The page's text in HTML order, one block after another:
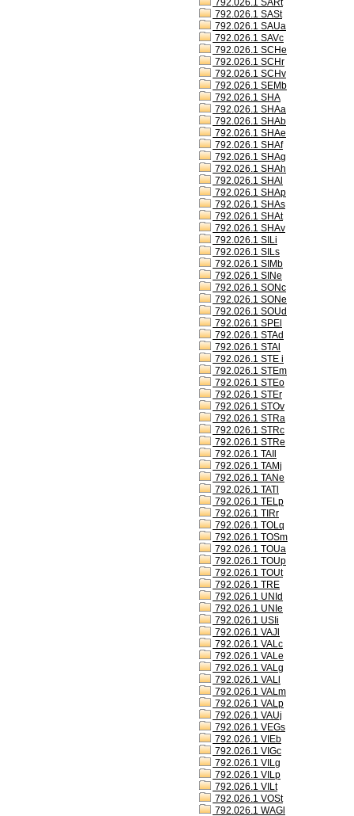
792.026.1 SARt
792.026.1 SASt
792.026.1 SAUa
792.026.1 SAVc
792.026.1 SCHe
792.026.1 SCHr
792.026.1 SCHv
792.026.1 SEMb
792.026.1 SHA
792.026.1 SHAa
792.026.1 SHAb
792.026.1 SHAe
792.026.1 SHAf
792.026.1 SHAg
792.026.1 SHAh
792.026.1 SHAl
792.026.1 SHAp
792.026.1 SHAs
792.026.1 SHAt
792.026.1 SHAv
792.026.1 SILi
792.026.1 SILs
792.026.1 SIMb
792.026.1 SINe
792.026.1 SONc
792.026.1 SONe
792.026.1 SOUd
792.026.1 SPEl
792.026.1 STAd
792.026.1 STAl
792.026.1 STE i
792.026.1 STEm
792.026.1 STEo
792.026.1 STEr
792.026.1 STOv
792.026.1 STRa
792.026.1 STRc
792.026.1 STRe
792.026.1 TAIl
792.026.1 TAMj
792.026.1 TANe
792.026.1 TATl
792.026.1 TELp
792.026.1 TIRr
792.026.1 TOLq
792.026.1 TOSm
792.026.1 TOUa
792.026.1 TOUp
792.026.1 TOUt
792.026.1 TRE
792.026.1 UNId
792.026.1 UNIe
792.026.1 USIi
792.026.1 VAJl
792.026.1 VALc
792.026.1 VALe
792.026.1 VALg
792.026.1 VALl
792.026.1 VALm
792.026.1 VALp
792.026.1 VAUj
792.026.1 VEGs
792.026.1 VIEb
792.026.1 VIGc
792.026.1 VILg
792.026.1 VILp
792.026.1 VILt
792.026.1 VOSt
792.026.1 WAGl